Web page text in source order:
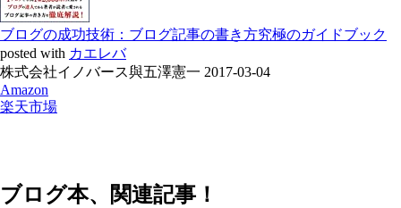
ブログの成功技術：ブログ記事の書き方究極のガイドブック
posted with カエレバ
株式会社イノバース與五澤憲一 2017-03-04
Amazon
楽天市場
ブログ本、関連記事！